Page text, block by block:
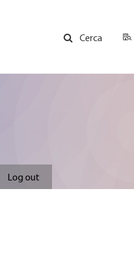
Cerca
Log out